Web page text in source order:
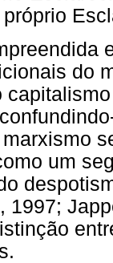
do
um
1997;